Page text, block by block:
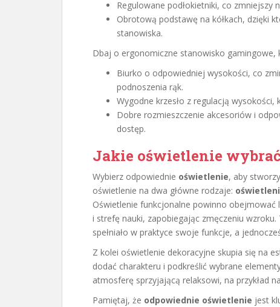
Regulowane podłokietniki, co zmniejszy
Obrotową podstawę na kółkach, dzięki
stanowiska.
Dbaj o ergonomiczne stanowisko gamingowe,
Biurko o odpowiedniej wysokości, co
podnoszenia rąk.
Wygodne krzesło z regulacją
Dobre rozmieszczenie akcesoriów i
dostęp.
Jakie oświetlenie
Wybierz odpowiednie oświetlenie, aby
oświetlenie na dwa główne rodzaje:
Oświetlenie funkcjonalne powinno
i strefę nauki, zapobiegając zmęczeniu
spełniało w praktyce swoje funkcje, a
Z kolei oświetlenie dekoracyjne skupia się na
dodać charakteru i podkreślić wybrane
atmosferę sprzyjającą relaksowi, na przykład
Pamiętaj, że odpowiednie oświetlenie jest